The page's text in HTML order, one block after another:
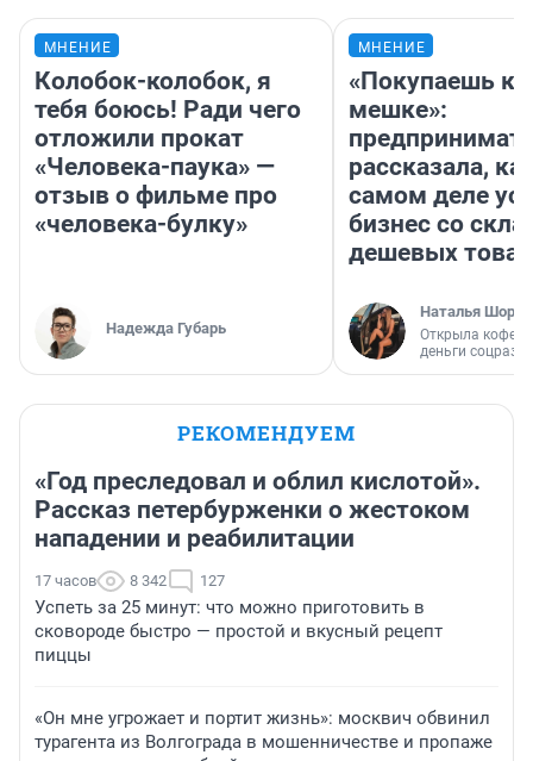
МНЕНИЕ
Колобок-колобок, я
тебя боюсь! Ради чего
отложили прокат
«Человека-паука» —
отзыв о фильме про
«человека-булку»
Надежда Губарь
МНЕНИЕ
«Покупаешь
мешке»:
рассказала,
самом деле
бизнес со
дешевых
Наталья
Открыла
деньги
РЕКОМЕНДУЕМ
«Год преследовал и облил кислотой».
Рассказ петербурженки о жестоком
нападении и реабилитации
17 часов 8 342 127
Успеть за 25 минут: что можно приготовить в
сковороде быстро — простой и вкусный рецепт
пиццы
«Он мне угрожает и портит жизнь»: москвич обвинил
турагента из Волгограда в мошенничестве и пропаже